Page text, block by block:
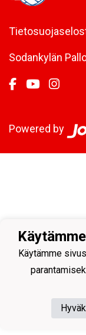
Sodankylän
Powered by
Käytämme